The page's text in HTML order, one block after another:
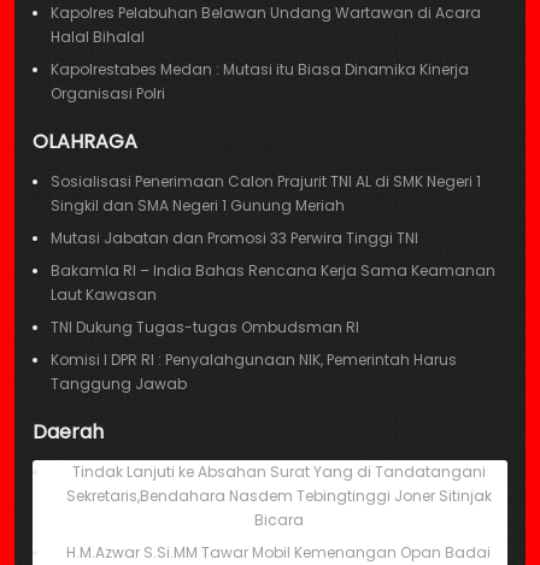
Kapolres Pelabuhan Belawan Undang Wartawan di Acara
Halal Bihalal
Kapolrestabes Medan : Mutasi itu Biasa Dinamika Kinerja
Organisasi Polri
OLAHRAGA
Sosialisasi Penerimaan Calon Prajurit TNI AL di SMK Negeri 1
Singkil dan SMA Negeri 1 Gunung Meriah
Mutasi Jabatan dan Promosi 33 Perwira Tinggi TNI
Bakamla RI – India Bahas Rencana Kerja Sama Keamanan
Laut Kawasan
TNI Dukung Tugas-tugas Ombudsman RI
Komisi I DPR RI : Penyalahgunaan NIK, Pemerintah Harus
Tanggung Jawab
Daerah
Tindak Lanjuti ke Absahan Surat Yang di Tandatangani
Sekretaris,Bendahara Nasdem Tebingtinggi Joner Sitinjak
Bicara
H.M.Azwar S.Si.MM Tawar Mobil Kemenangan Opan Badai